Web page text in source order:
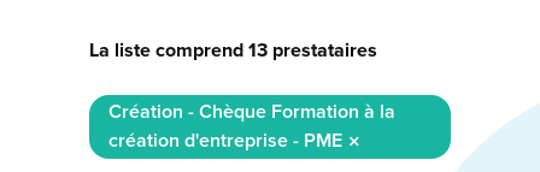
La liste comprend 13 prestataires
Création - Chèque Formation à la
création d'entreprise - PME